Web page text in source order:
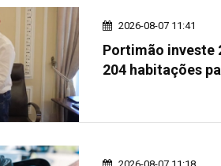
2026-08-07 11:41
Portimão investe
204 habitações